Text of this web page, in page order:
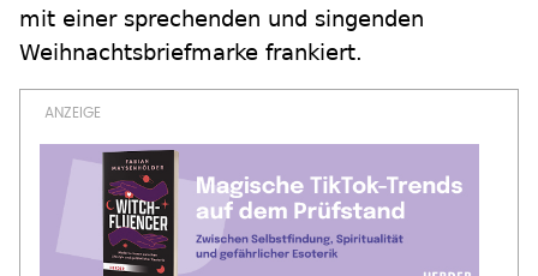
mit einer sprechenden und singenden
Weihnachtsbriefmarke frankiert.